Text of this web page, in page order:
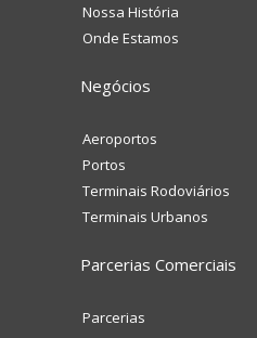
Nossa História
Onde Estamos
Negócios
Aeroportos
Portos
Terminais Rodoviários
Terminais Urbanos
Parcerias Comerciais
Parcerias